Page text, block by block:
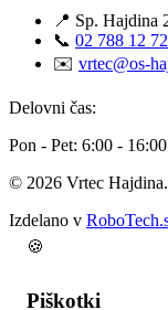
📍 Sp. Hajdina
📞 02 788 12 72
✉️ vrtec@os-
Delovni čas:
Pon - Pet: 6:00 - 16:00
© 2026 Vrtec
Izdelano v
🍪
Piškotki